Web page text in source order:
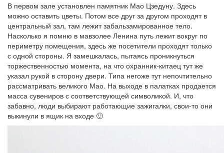
В первом зале установлен памятник Мао Цзедуну. Здесь
можно оставить цветы. Потом все друг за другом проходят в
центральный зал, там лежит забальзамированное тело.
Насколько я помню в мавзолее Ленина путь лежит вокруг по
периметру помещения, здесь же посетители проходят только
с одной стороны. Я замешкалась, пытаясь проникнуться
торжественностью момента, на что охранник-китаец тут же
указал рукой в сторону двери. Типа негоже тут непочтительно
рассматривать великого Мао. На выходе в палатках продается
масса сувениров с соответствующей символикой. И, что
забавно, люди выбирают работающие зажигалки, свои-то они
выкинули в ящик на входе 🙂